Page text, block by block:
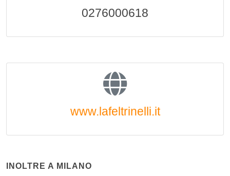
0276000618
www.lafeltrinelli.it
INOLTRE A MILANO